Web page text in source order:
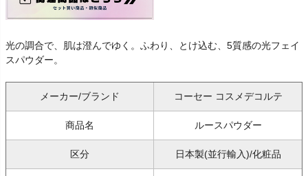
光の調合で、肌は澄んでゆく。ふわり、とけ込む、5質感の光フェイ
スパウダー。
メーカー/ブランド コーセー コスメデコルテ
商品名 ルースパウダー
区分 日本製(並行輸入)/化粧品